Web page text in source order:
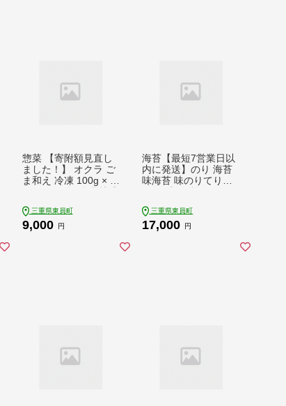
惣菜 【寄附額見直し
ました！】 オクラ ご
ま和え 冷凍 100g × 1
送予定(土日祝除く)》
三重県 東員町 おくら
三重県東員町
9,000 円
海苔【最短7営業日以
内に発送】のり 海苔
味海苔 味のりてりや
0日以内に発送予定(土
日祝除く)》三重県 東
三重県東員町
17,000 円